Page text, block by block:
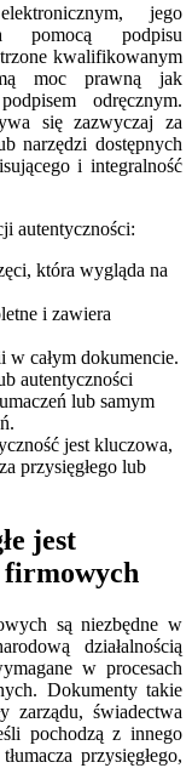
jego
pomocą podpisu
kwalifikowanym
moc prawną jak
odręcznym.
się zazwyczaj za
narzędzi dostępnych
i integralność
autentyczności:
która wygląda na
i zawiera
całym dokumencie.
autentyczności
lub samym
jest kluczowa,
przysięgłego lub
jest
firmowych
są niezbędne w
działalnością
w procesach
Dokumenty takie
zarządu, świadectwa
pochodzą z innego
przysięgłego,